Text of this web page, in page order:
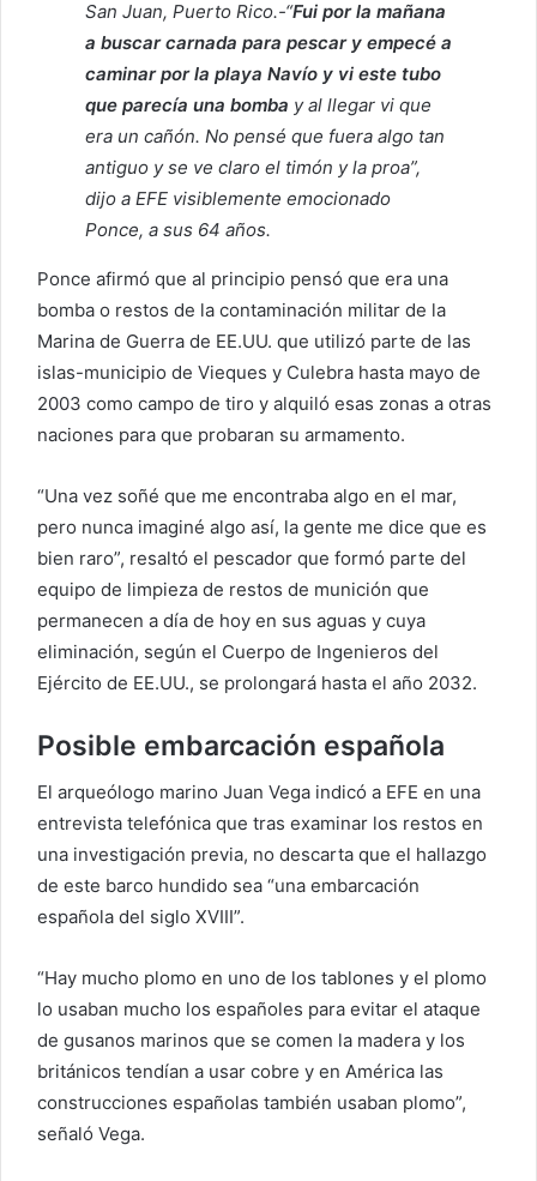
San Juan, Puerto Rico.-“Fui por la mañana
a buscar carnada para pescar y empecé a
caminar por la playa Navío y vi este tubo
que parecía una bomba y al llegar vi que
era un cañón. No pensé que fuera algo tan
antiguo y se ve claro el timón y la proa”,
dijo a EFE visiblemente emocionado
Ponce, a sus 64 años.
Ponce afirmó que al principio pensó que era una
bomba o restos de la contaminación militar de la
Marina de Guerra de EE.UU. que utilizó parte de las
islas-municipio de Vieques y Culebra hasta mayo de
2003 como campo de tiro y alquiló esas zonas a otras
naciones para que probaran su armamento.
“Una vez soñé que me encontraba algo en el mar,
pero nunca imaginé algo así, la gente me dice que es
bien raro”, resaltó el pescador que formó parte del
equipo de limpieza de restos de munición que
permanecen a día de hoy en sus aguas y cuya
eliminación, según el Cuerpo de Ingenieros del
Ejército de EE.UU., se prolongará hasta el año 2032.
Posible embarcación española
El arqueólogo marino Juan Vega indicó a EFE en una
entrevista telefónica que tras examinar los restos en
una investigación previa, no descarta que el hallazgo
de este barco hundido sea “una embarcación
española del siglo XVIII”.
“Hay mucho plomo en uno de los tablones y el plomo
lo usaban mucho los españoles para evitar el ataque
de gusanos marinos que se comen la madera y los
británicos tendían a usar cobre y en América las
construcciones españolas también usaban plomo”,
señaló Vega.